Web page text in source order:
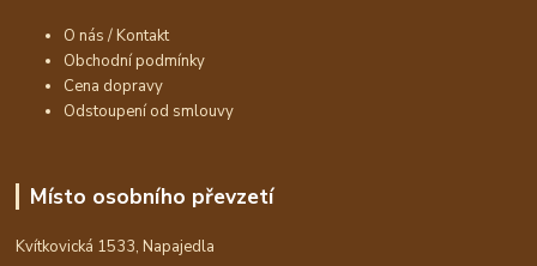
O nás / Kontakt
Obchodní podmínky
Cena dopravy
Odstoupení od smlouvy
Místo osobního převzetí
Kvítkovická 1533, Napajedla